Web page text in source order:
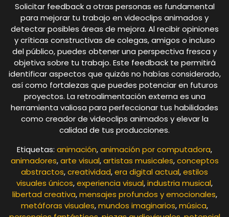
Solicitar feedback a otras personas es fundamental
para mejorar tu trabajo en videoclips animados y
detectar posibles áreas de mejora. Al recibir opiniones
y críticas constructivas de colegas, amigos o incluso
del público, puedes obtener una perspectiva fresca y
objetiva sobre tu trabajo. Este feedback te permitirá
identificar aspectos que quizás no habías considerado,
así como fortalezas que puedes potenciar en futuros
proyectos. La retroalimentación externa es una
herramienta valiosa para perfeccionar tus habilidades
como creador de videoclips animados y elevar la
calidad de tus producciones.
Etiquetas: animación,animación por computadora,
animadores,arte visual,artistas musicales,conceptos
abstractos,creatividad,era digital actual,estilos
visuales únicos,experiencia visual,industria musical,
libertad creativa,mensajes profundos y emocionales,
metáforas visuales,mundos imaginarios,música,